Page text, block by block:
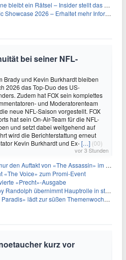
ein Rätsel – Insider stellt das neue Gerücht klar
2026 – Erhaltet mehr Informationen
bei seiner NFL-
Brady und Kevin Burkhardt bleiben
2026 das Top-Duo des US-
Zudem hat FOX sein komplettes
und Moderatorenteam
neue NFL-Saison vorgestellt. FOX
hat sein On-Air-Team für die NFL-
und setzt dabei weitgehend auf
wird die Berichterstattung erneut
Kevin Burkhardt und Ex-[…] (00)
vor 3 Stunden
den Auftakt von «The Assassin» im Fernsehen
«The Voice» zum Promi-Event
«Precht»-Ausgabe
übernimmt Hauptrolle in starbesetzter schwarzer Komödie
lädt zur süßen Themenwoche ein
kurz vor